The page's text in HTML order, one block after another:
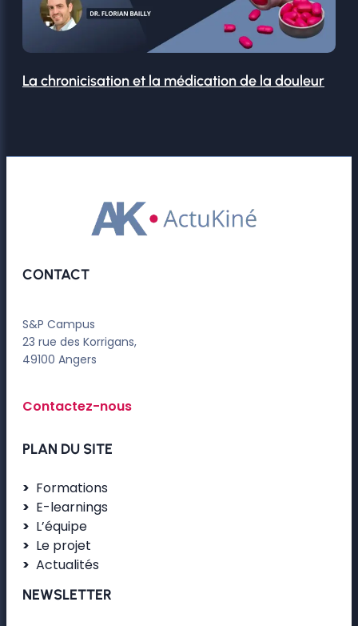
La chronicisation et la médication de la douleur
CONTACT
S&P Campus
23 rue des Korrigans,
49100 Angers
Contactez-nous
PLAN DU SITE
Formations
E-learnings
L’équipe
Le projet
Actualités
NEWSLETTER